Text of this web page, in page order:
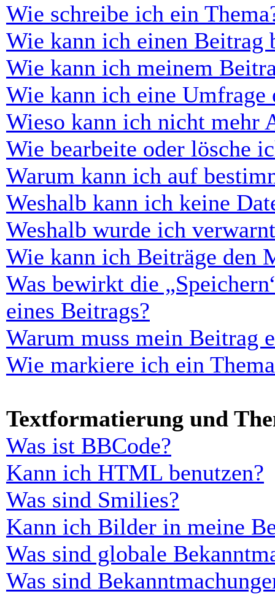
Wie schreibe ich ein
Wie kann ich einen Beitrag
Wie kann ich meinem
Wie kann ich eine Umfrage
Wieso kann ich nicht mehr
Wie bearbeite oder lösche
Warum kann ich auf
Weshalb kann ich keine
Weshalb wurde ich
Wie kann ich Beiträge den
Was bewirkt die
eines Beitrags?
Warum muss mein Beitrag
Wie markiere ich ein
Textformatierung und
Was ist BBCode?
Kann ich HTML benutzen?
Was sind Smilies?
Kann ich Bilder in meine
Was sind globale
Was sind